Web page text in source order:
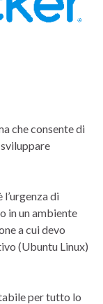
che consente di
di
in un ambiente
a cui devo
(Ubuntu Linux)
per tutto lo